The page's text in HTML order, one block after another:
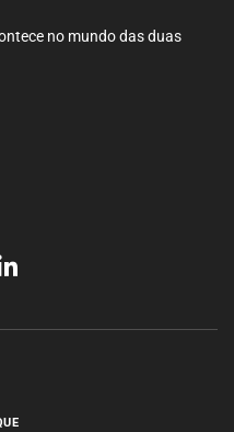
no mundo das duas